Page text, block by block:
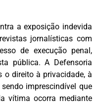
a exposição indevida
jornalísticas com
de execução penal,
pública. A Defensoria
o direito à privacidade, à
imprescindível que
vítima ocorra mediante